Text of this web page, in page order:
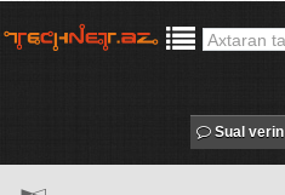
Sual verin